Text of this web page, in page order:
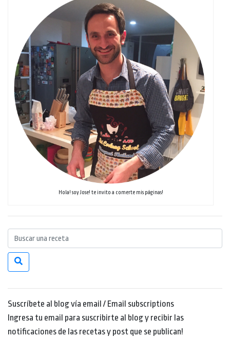
Hola! soy Jose! te invito a comerte mis páginas!
Suscríbete al blog vía email / Email subscriptions
Ingresa tu email para suscribirte al blog y recibir las
notificaciones de las recetas y post que se publican!